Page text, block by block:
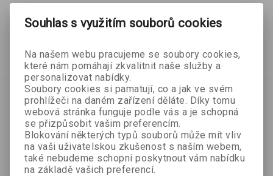
32 Kč 35 Kč
Přidat do košíku
32 Kč 35 Kč
Přidat do košíku
Souhlas s využitím souborů cookies
Na našem webu pracujeme se soubory cookies,
které nám pomáhají zkvalitnit naše služby a
personalizovat nabídky.
Soubory cookies si pamatují, co a jak ve svém
prohlížeči na daném zařízení děláte. Díky tomu
webová stránka funguje podle vás a je schopná
se přizpůsobit vašim preferencím.
Blokování některých typů souborů může mít vliv
na vaši uživatelskou zkušenost s naším webem,
také nebudeme schopni poskytnout vám nabídku
na základě vašich preferencí.